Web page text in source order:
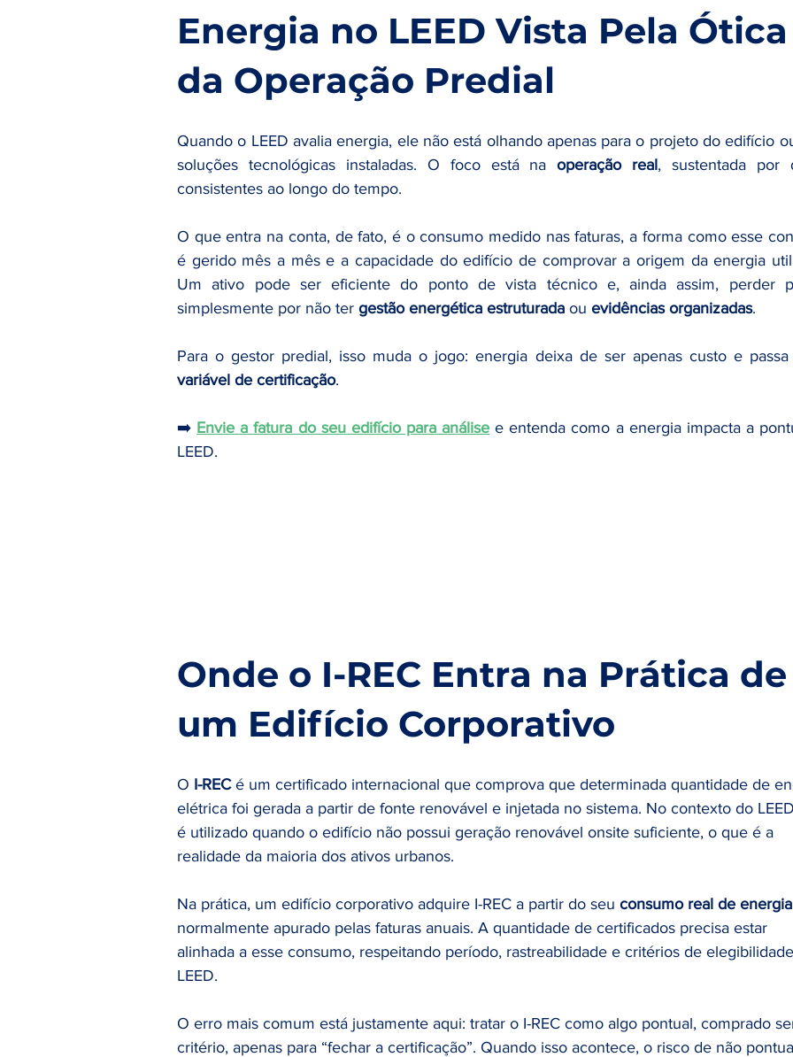
Energia no LEED Vista Pela
da Operação Predial
Quando o LEED avalia energia, ele não está olhando apenas para o projeto do edifício
soluções tecnológicas instaladas. O foco está na operação real, sustentada por
consistentes ao longo do tempo.
O que entra na conta, de fato, é o consumo medido nas faturas, a forma como esse
é gerido mês a mês e a capacidade do edifício de comprovar a origem da energia
Um ativo pode ser eficiente do ponto de vista técnico e, ainda assim, perder
simplesmente por não ter gestão energética estruturada ou evidências organizadas.
variável de certificação.
➡️ Envie a fatura do seu edifício para análise e entenda como a energia impacta a
LEED.
Onde o I-REC Entra na Prática
um Edifício Corporativo
O I-REC é um certificado internacional que comprova que determinada quantidade de
elétrica foi gerada a partir de fonte renovável e injetada no sistema. No contexto do
é utilizado quando o edifício não possui geração renovável onsite suficiente, o que é a
realidade da maioria dos ativos urbanos.
Na prática, um edifício corporativo adquire I-REC a partir do seu consumo real de energia
normalmente apurado pelas faturas anuais. A quantidade de certificados precisa estar
alinhada a esse consumo, respeitando período, rastreabilidade e critérios de
LEED.
O erro mais comum está justamente aqui: tratar o I-REC como algo pontual, comprado
critério, apenas para “fechar a certificação”. Quando isso acontece, o risco de não